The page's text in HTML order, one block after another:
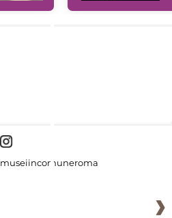
museiincomuneroma